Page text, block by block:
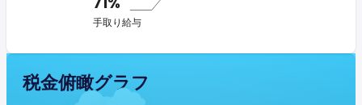
手取り給与
税金俯瞰グラフ